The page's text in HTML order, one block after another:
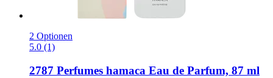
2 Optionen
5.0 (1)
2787 Perfumes hamaca Eau de Parfum, 87 ml